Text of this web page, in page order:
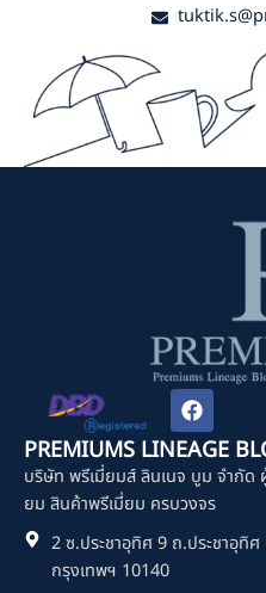
F
a
c
e
b
o
k
PREMIUMS LINEAGE
บริษัท พรีเมี่ยมส์ ลินเนจ บูม จำกัด
ยม สินค้าพรีเมี่ยม ครบวงจร
2 ซ.ประชาอุทิศ 9 ถ.ประชาอุทิ
กรุงเทพฯ 10140